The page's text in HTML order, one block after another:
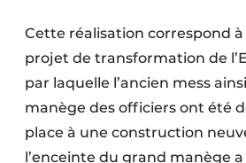
Software
Techniques ferroviaires
Travaux ferroviaires
Cette réalisation correspond à
projet de transformation de
par laquelle l’ancien mess
manège des officiers ont été
place à une construction
l’enceinte du grand manège